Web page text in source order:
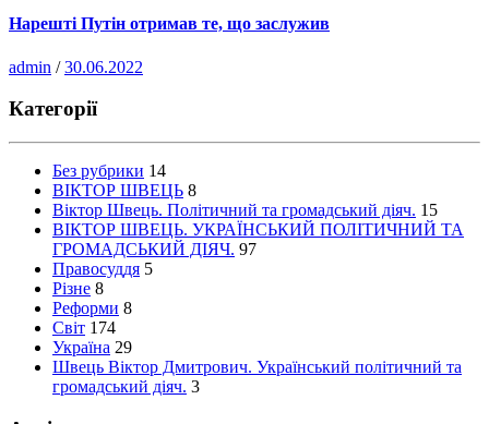
Нарешті Путін отримав те, що заслужив
admin / 30.06.2022
Категорії
Без рубрики 14
ВІКТОР ШВЕЦЬ 8
Віктор Швець. Політичний та громадський діяч. 15
ВІКТОР ШВЕЦЬ. УКРАЇНСЬКИЙ ПОЛІТИЧНИЙ ТА
ГРОМАДСЬКИЙ ДІЯЧ. 97
Правосуддя 5
Різне 8
Реформи 8
Світ 174
Україна 29
Швець Віктор Дмитрович. Український політичний та
громадський діяч. 3